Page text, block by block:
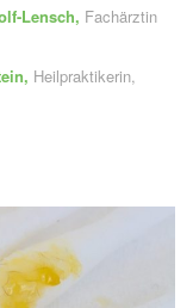
Lensch, Fachärztin
Heilpraktikerin,